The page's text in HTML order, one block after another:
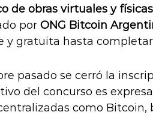
de obras virtuales y físicas
por ONG Bitcoin
y gratuita hasta
pasado se cerró la
del concurso es
como Bitcoin,